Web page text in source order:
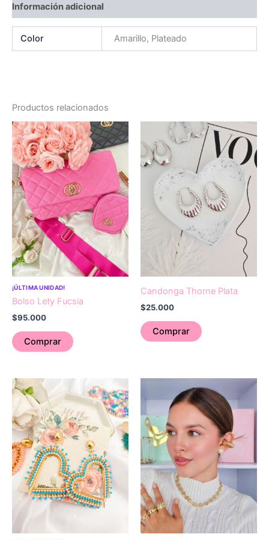
Información adicional
Color Amarillo, Plateado
Productos relacionados
¡ÚLTIMA UNIDAD!
Bolso Lety Fucsia
$95.000
Comprar
Candonga Thorne Plata
$25.000
Comprar